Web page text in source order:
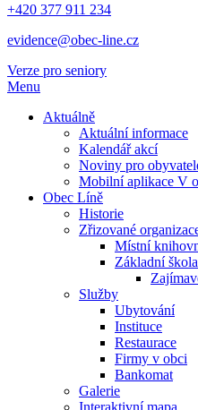
+420 377 911 234
evidence@obec-line.cz
Verze pro seniory
Menu
Aktuálně
Aktuální informace
Kalendář akcí
Noviny pro
Mobilní aplikace V
Obec Líně
Historie
Zřizované
Místní
Základní
Služby
Ubytování
Instituce
Restaurace
Firmy v obci
Bankomat
Galerie
Interaktivní mapa